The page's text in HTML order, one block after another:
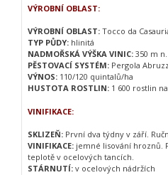
VÝROBNÍ OBLAST:
VÝROBNÍ OBLAST: Tocco da
TYP PŮDY: hlinitá
NADMOŘSKÁ VÝŠKA VINIC: 350 m
PĚSTOVACÍ SYSTÉM: Pergola
VÝNOS: 110/120 quintalů/ha
HUSTOTA ROSTLIN: 1 600 rostlin
VINIFIKACE:
SKLIZEŇ: První dva týdny v září.
VINIFIKACE: jemné lisování hroznů.
teplotě v ocelových tancích.
STÁRNUTÍ: v ocelových nádržích